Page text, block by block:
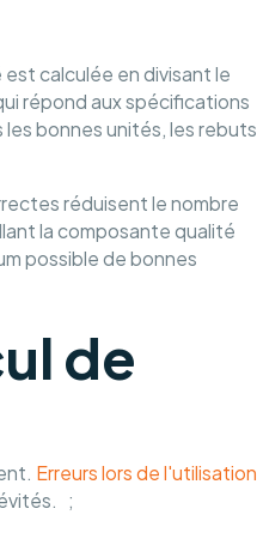
est calculée en divisant le
répond aux spécifications
bonnes unités, les rebuts
réduisent le nombre
la composante qualité
possible de bonnes
de
Erreurs lors de l'utilisation
;